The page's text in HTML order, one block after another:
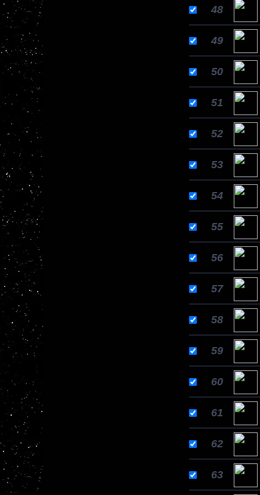
48
49
50
51
52
53
54
55
56
57
58
59
60
61
62
63